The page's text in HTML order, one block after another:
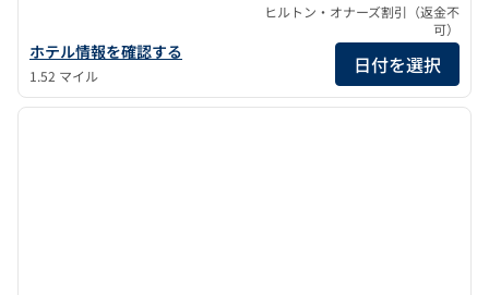
リバーズ・エッジ・ホテル・ポートランド・タペストリー・コレ
ホテル情報を確認する
1.52 マイル
ヒルトン・オナーズ割引（返金不
可）
日付を選択
1/12
1/12
前の画像 次の